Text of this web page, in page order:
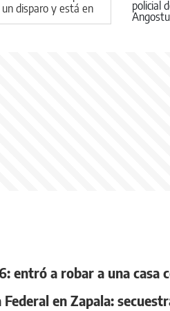
un disparo y está en
intensiva
entró a robar a una casa
en Zapala: